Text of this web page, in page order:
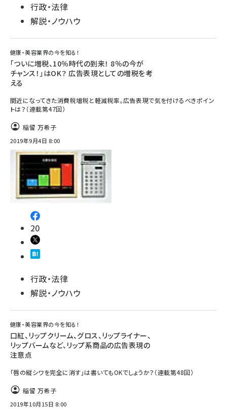
行政・法律
解説・ノウハウ
健康・美容業界の今を知る！
「ついに増税、10％時代の到来！ 8％の今が
チャンス！」はOK？ 広告表現としての増税を考
える
間近になってきた消費税増税と軽減税率。広告表現で気を付けるべきポイン
トは？（連載第47回）
稲留 万希子
2019年9月4日 8:00
20
行政・法律
解説・ノウハウ
健康・美容業界の今を知る！
口紅、リップクリーム、グロス、リップライナー、
リップバームなど、リップ系商品の広告表現の
注意点
「唇の縦シワを完全に消す」は書いてもOKでしょうか？（連載第48回）
稲留 万希子
2019年10月15日 8:00